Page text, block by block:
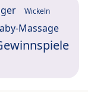
Wickeln
Massage